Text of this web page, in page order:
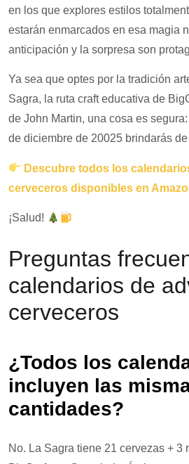
en los que explores estilos
estarán enmarcados en esa magia
anticipación y la sorpresa son
Ya sea que optes por la tradición
Sagra, la ruta craft educativa de
de John Martin, una cosa es
de diciembre de 20025 brindarás
Descubre todos los
cerveceros disponibles en
¡Salud!
Preguntas
calendarios de
cerveceros
¿Todos los
incluyen las
cantidades?
No. La Sagra tiene 21 cervezas + 3